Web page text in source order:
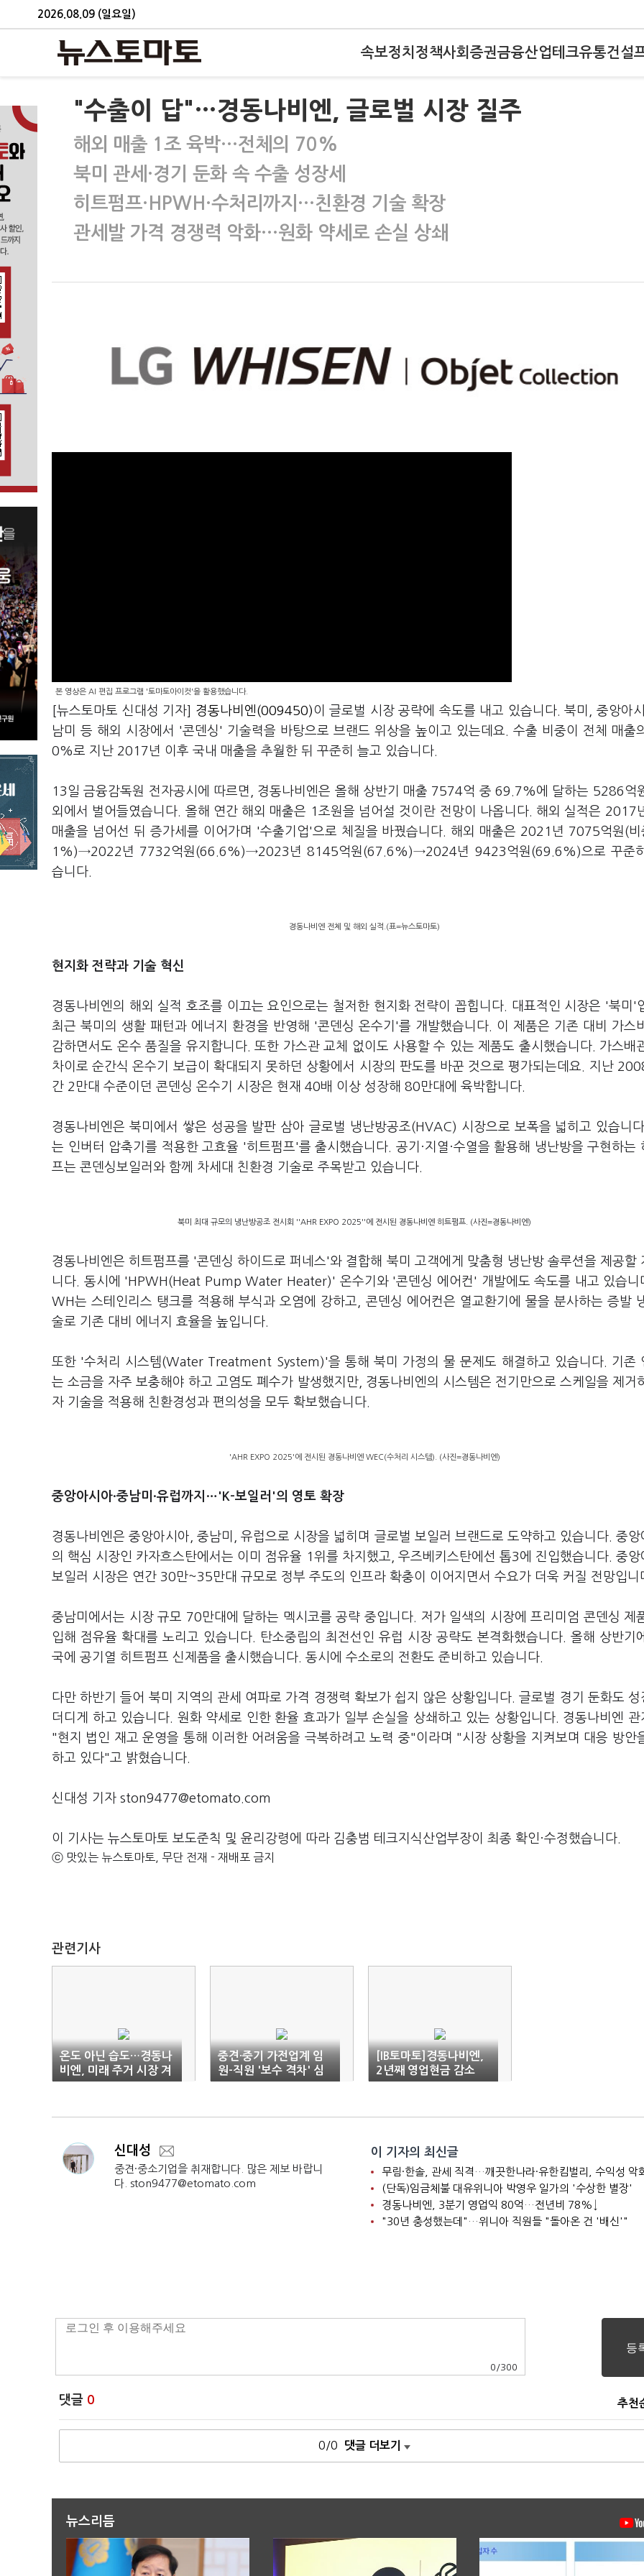
2026.08.09 (일요일)
속보정치 정책사회 증권금융산업테크유통건설
"수출이 답"…경동나비엔, 글로벌 시장 질주
해외 매출 1조 육박…전체의 70%
북미 관세·경기 둔화 속 수출 성장세
히트펌프·HPWH·수처리까지…친환경 기술 확장
관세발 가격 경쟁력 악화…원화 약세로 손실 상쇄
본 영상은 AI 편집 프로그램 '토마토아이컷'을 활용했습니다.
[뉴스토마토 신대성 기자] 경동나비엔(009450)이 글로벌 시장 공략에 속도를 내고 있습니다. 북미, 중앙아
남미 등 해외 시장에서 '콘덴싱' 기술력을 바탕으로 브랜드 위상을 높이고 있는데요. 수출 비중이 전체 매출
0%로 지난 2017년 이후 국내 매출을 추월한 뒤 꾸준히 늘고 있습니다.
13일 금융감독원 전자공시에 따르면, 경동나비엔은 올해 상반기 매출 7574억 중 69.7%에 달하는 5286억
외에서 벌어들였습니다. 올해 연간 해외 매출은 1조원을 넘어설 것이란 전망이 나옵니다. 해외 실적은 2017
매출을 넘어선 뒤 증가세를 이어가며 '수출기업'으로 체질을 바꿨습니다. 해외 매출은 2021년 7075억원(
1%)→2022년 7732억원(66.6%)→2023년 8145억원(67.6%)→2024년 9423억원(69.6%)으로 꾸준
습니다.
경동나비엔 전체 및 해외 실적.(표=뉴스토마토)
현지화 전략과 기술 혁신
경동나비엔의 해외 실적 호조를 이끄는 요인으로는 철저한 현지화 전략이 꼽힙니다. 대표적인 시장은 '북미'
최근 북미의 생활 패턴과 에너지 환경을 반영해 '콘덴싱 온수기'를 개발했습니다. 이 제품은 기존 대비 가스
감하면서도 온수 품질을 유지합니다. 또한 가스관 교체 없이도 사용할 수 있는 제품도 출시했습니다. 가스배
차이로 순간식 온수기 보급이 확대되지 못하던 상황에서 시장의 판도를 바꾼 것으로 평가되는데요. 지난
간 2만대 수준이던 콘덴싱 온수기 시장은 현재 40배 이상 성장해 80만대에 육박합니다.
경동나비엔은 북미에서 쌓은 성공을 발판 삼아 글로벌 냉난방공조(HVAC) 시장으로 보폭을 넓히고 있습니
는 인버터 압축기를 적용한 고효율 '히트펌프'를 출시했습니다. 공기·지열·수열을 활용해 냉난방을 구현하는
프는 콘덴싱보일러와 함께 차세대 친환경 기술로 주목받고 있습니다.
북미 최대 규모의 냉난방공조 전시회 ''AHR EXPO 2025''에 전시된 경동나비엔 히트펌프. (사진=경동나비엔)
경동나비엔은 히트펌프를 '콘덴싱 하이드로 퍼네스'와 결합해 북미 고객에게 맞춤형 냉난방 솔루션을 제공할
니다. 동시에 'HPWH(Heat Pump Water Heater)' 온수기와 '콘덴싱 에어컨' 개발에도 속도를 내고 있습니
WH는 스테인리스 탱크를 적용해 부식과 오염에 강하고, 콘덴싱 에어컨은 열교환기에 물을 분사하는 증발
술로 기존 대비 에너지 효율을 높입니다.
또한 '수처리 시스템(Water Treatment System)'을 통해 북미 가정의 물 문제도 해결하고 있습니다. 기존
는 소금을 자주 보충해야 하고 고염도 폐수가 발생했지만, 경동나비엔의 시스템은 전기만으로 스케일을 제거
자 기술을 적용해 친환경성과 편의성을 모두 확보했습니다.
'AHR EXPO 2025'에 전시된 경동나비엔 WEC(수처리 시스템). (사진=경동나비엔)
중앙아시아·중남미·유럽까지…'K-보일러'의 영토 확장
경동나비엔은 중앙아시아, 중남미, 유럽으로 시장을 넓히며 글로벌 보일러 브랜드로 도약하고 있습니다. 중앙
의 핵심 시장인 카자흐스탄에서는 이미 점유율 1위를 차지했고, 우즈베키스탄에선 톱3에 진입했습니다. 중앙
보일러 시장은 연간 30만~35만대 규모로 정부 주도의 인프라 확충이 이어지면서 수요가 더욱 커질 전망입
중남미에서는 시장 규모 70만대에 달하는 멕시코를 공략 중입니다. 저가 일색의 시장에 프리미엄 콘덴싱 제
입해 점유율 확대를 노리고 있습니다. 탄소중립의 최전선인 유럽 시장 공략도 본격화했습니다. 올해 상반기
국에 공기열 히트펌프 신제품을 출시했습니다. 동시에 수소로의 전환도 준비하고 있습니다.
다만 하반기 들어 북미 지역의 관세 여파로 가격 경쟁력 확보가 쉽지 않은 상황입니다. 글로벌 경기 둔화도 성
더디게 하고 있습니다. 원화 약세로 인한 환율 효과가 일부 손실을 상쇄하고 있는 상황입니다. 경동나비엔 관
"현지 법인 재고 운영을 통해 이러한 어려움을 극복하려고 노력 중"이라며 "시장 상황을 지켜보며 대응 방안
하고 있다"고 밝혔습니다.
신대성 기자 ston9477@etomato.com
이 기사는 뉴스토마토 보도준칙 및 윤리강령에 따라 김충범 테크지식산업부장이 최종 확인·수정했습니다.
ⓒ 맛있는 뉴스토마토, 무단 전재 - 재배포 금지
관련기사
온도 아닌 습도…경동나
비엔, 미래 주거 시장 겨
눈다
중견·중기 가전업계 임
원-직원 '보수 격차' 심
화
[IB토마토]경동나비엔,
2년째 영업현금 감소
세…차입금 늘려 투자
신대성
중견·중소기업을 취재합니다. 많은 제보 바랍니
다. ston9477@etomato.com
이 기자의 최신글
무림·한솔, 관세 직격…깨끗한나라·유한킴벌리, 수익성 악
(단독)임금체불 대유위니아 박영우 일가의 '수상한 별장'
경동나비엔, 3분기 영업익 80억…전년비 78%↓
"30년 충성했는데"…위니아 직원들 "돌아온 건 '배신'"
0 /300
댓글 0 추천
0/0 댓글 더보기
뉴스리듬